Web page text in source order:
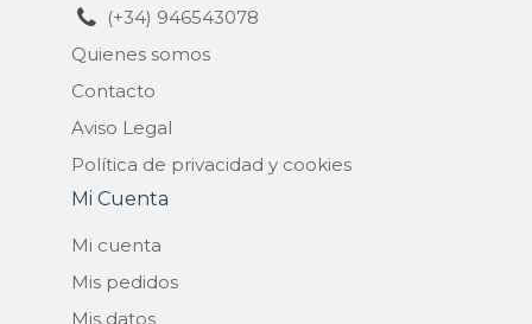
(+34) 946543078
Quienes somos
Contacto
Aviso Legal
Política de privacidad y cookies
Mi Cuenta
Mi cuenta
Mis pedidos
Mis datos